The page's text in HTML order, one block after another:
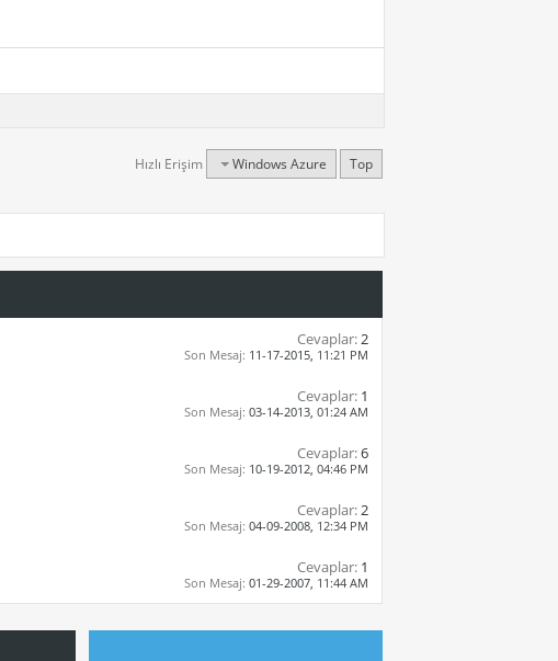
Hızlı Erişim Windows Azure Top
Cevaplar:2
Son Mesaj: 11-17-2015, 11:21 PM
Cevaplar: 1
Son Mesaj: 03-14-2013, 01:24 AM
Cevaplar:6
Son Mesaj: 10-19-2012, 04:46 PM
Cevaplar:2
Son Mesaj: 04-09-2008, 12:34 PM
Cevaplar: 1
Son Mesaj: 01-29-2007, 11:44 AM